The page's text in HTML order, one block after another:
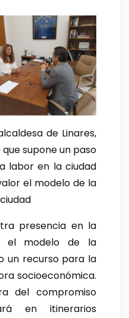
de Linares,
supone un paso
labor en la ciudad
el modelo de la
presencia en la
el modelo de la
un recurso para la
socioeconómica.
del compromiso
en itinerarios